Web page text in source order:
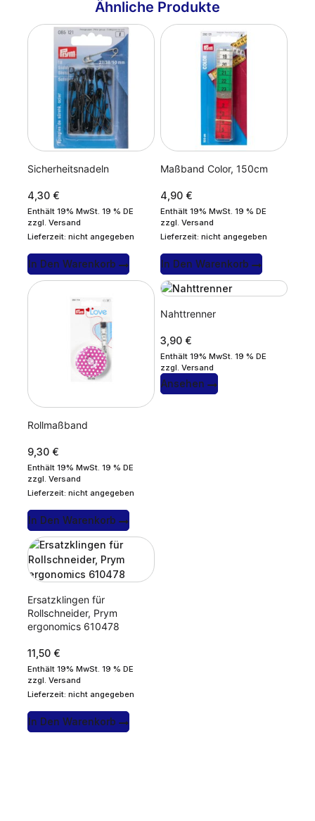
Ähnliche Produkte
Sicherheitsnadeln
4,30 €
Enthält 19% MwSt. 19 % DE
zzgl. Versand
Lieferzeit: nicht angegeben
In Den Warenkorb
Maßband Color, 150cm
4,90 €
Enthält 19% MwSt. 19 % DE
zzgl. Versand
Lieferzeit: nicht angegeben
In Den Warenkorb
Rollmaßband
9,30 €
Enthält 19% MwSt. 19 % DE
zzgl. Versand
Lieferzeit: nicht angegeben
In Den Warenkorb
Nahttrenner
3,90 €
Enthält 19% MwSt. 19 % DE
zzgl. Versand
Ansehen
Ersatzklingen für
Rollschneider, Prym
ergonomics 610478
11,50 €
Enthält 19% MwSt. 19 % DE
zzgl. Versand
Lieferzeit: nicht angegeben
In Den Warenkorb